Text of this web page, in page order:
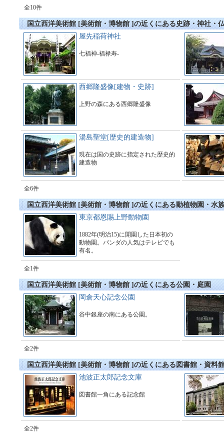
全10件
国立西洋美術館 [美術館・博物館 ]の近くにある史跡・神社・
屋先稲荷神社
七福神-福禄寿-
西郷隆盛像[建物・史跡]
上野の森にある西郷隆盛像
湯島聖堂[歴史的建造物]
現在は国の史跡に指定された歴史的
建造物
全6件
国立西洋美術館 [美術館・博物館 ]の近くにある動植物園・水
東京都恩賜上野動物園
1882年(明治15)に開園した日本初の
動物園。パンダの人気はテレビでも
有名。
全1件
国立西洋美術館 [美術館・博物館 ]の近くにある公園・庭園
岡倉天心記念公園
谷中銀座の南にある公園。
全2件
国立西洋美術館 [美術館・博物館 ]の近くにある図書館・資料
池波正太郎記念文庫
図書館一角にある記念館
全2件